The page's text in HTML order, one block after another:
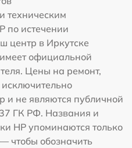
техническим
по истечении
центр в Иркутске
официальной
Цены на ремонт,
и не являются публичной
ГК РФ. Названия и
HP упоминаются только
чтобы обозначить